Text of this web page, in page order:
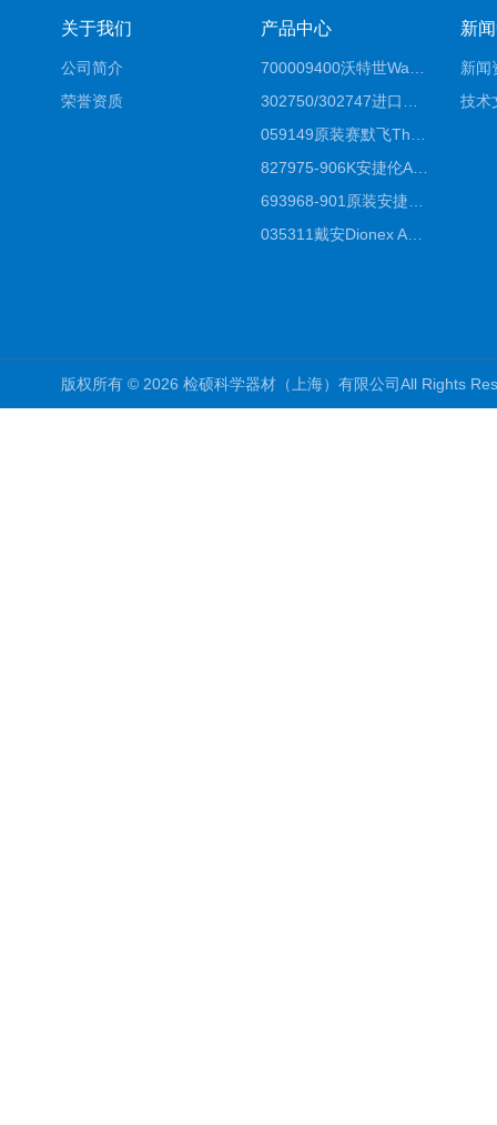
关于我们
公司简介
荣誉资质
产品中心
827975-906K安捷伦Agilent原装ZORBAX液相色谱柱*
035311戴安Dionex AS4分析柱阴离子交换色谱柱厂家
新
新闻
技术
版权所有 © 2026 检硕科学器材（上海）有限公司All Rights